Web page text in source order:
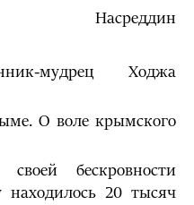
Насреддин
мудрец Ходжа
О воле крымского
бескровности
20 тысяч